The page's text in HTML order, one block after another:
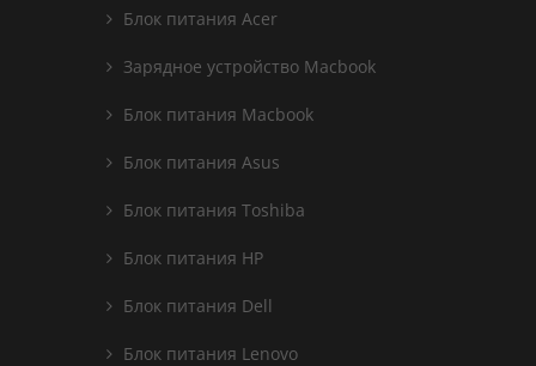
Блок питания Acer
Зарядное устройство Macbook
Блок питания Macbook
Блок питания Asus
Блок питания Toshiba
Блок питания HP
Блок питания Dell
Блок питания Lenovo